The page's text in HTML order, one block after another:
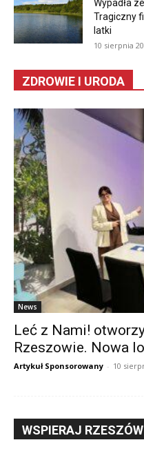
Wypadła
Tragiczny
latki
10 sierpnia
ZDROWIE I URODA
News
Leć z Nami!
Rzeszowie. Nowa
Artykuł Sponsorowany - 10
WSPIERAJ